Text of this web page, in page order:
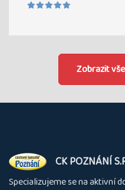
Zobrazit
O
nás
CK POZNÁNÍ
Specializujeme se na aktivní